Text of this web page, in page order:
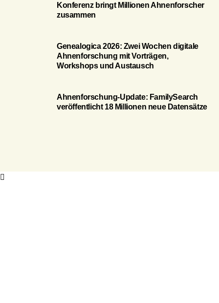
Konferenz bringt Millionen Ahnenforscher
zusammen
Genealogica 2026: Zwei Wochen digitale
Ahnenforschung mit Vorträgen,
Workshops und Austausch
Ahnenforschung-Update: FamilySearch
veröffentlicht 18 Millionen neue Datensätze